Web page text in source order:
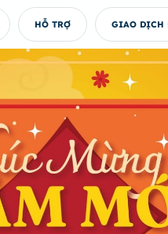
HỖ TRỢ GIAO DỊCH